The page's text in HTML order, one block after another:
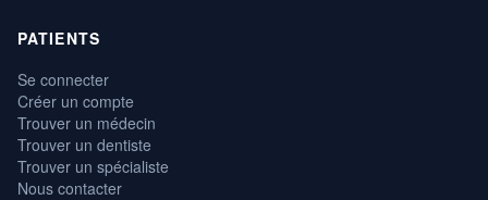
PATIENTS
Se connecter
Créer un compte
Trouver un médecin
Trouver un dentiste
Trouver un spécialiste
Nous contacter